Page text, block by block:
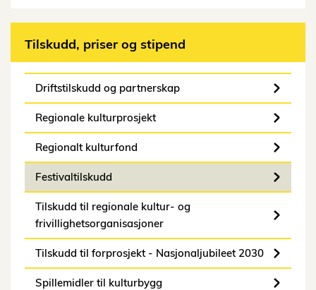
Tilskudd, priser og stipend
Driftstilskudd og partnerskap
Regionale kulturprosjekt
Regionalt kulturfond
Festivaltilskudd
Tilskudd til regionale kultur- og
frivillighetsorganisasjoner
Tilskudd til forprosjekt - Nasjonaljubileet 2030
Spillemidler til kulturbygg